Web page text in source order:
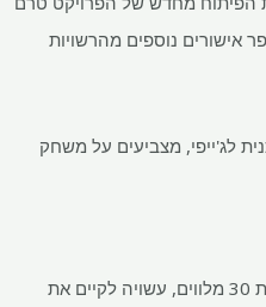
אישורים נוספים מהרשויות
לג'ייפי, מצביעים על משחק
ועדת הנושים של ג'ייפי גרופ, הכוללת 30 מלווים, עשויה לקיים את